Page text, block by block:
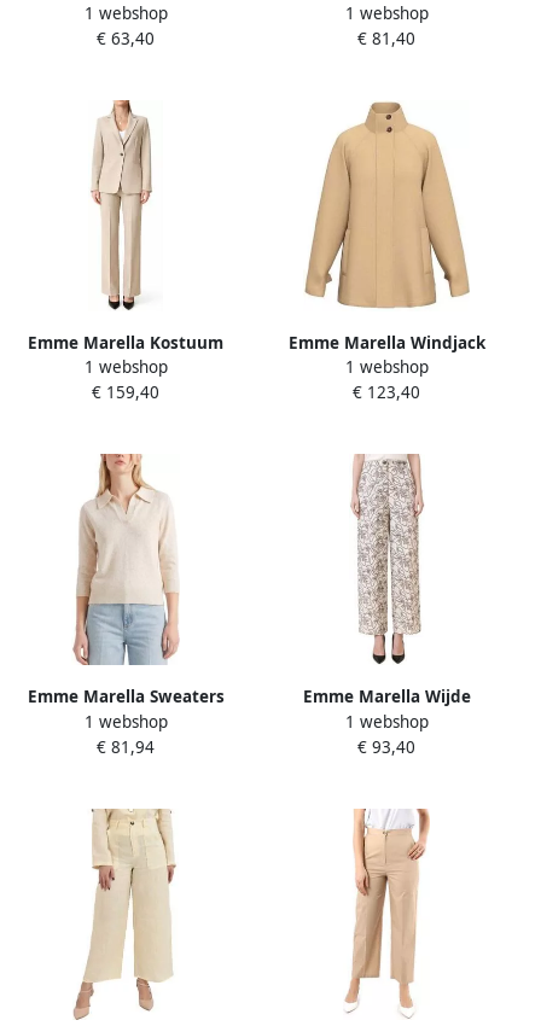
EMMADORNI
1 webshop
€ 63,40
EMMPERA
1 webshop
€ 81,40
Emme Marella Kostuum
EMMROMANA
1 webshop
€ 159,40
Emme Marella Windjack
EMMFILATO
1 webshop
€ 123,40
Emme Marella Sweaters
EMMLONZA
1 webshop
€ 81,94
Emme Marella Wijde
broeken EMMTEMPRA
1 webshop
€ 93,40